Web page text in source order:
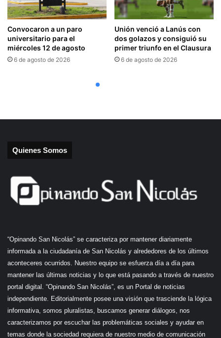
Quienes Somos
“Opinando San Nicolás” se caracteriza por mantener diariamente
informada a la ciudadanía de San Nicolás y alrededores de los últimos
aconteceres ocurridos. Nuestro equipo se esfuerza día a día para
mantener las últimas noticias y lo que está pasando a través de nuestro
portal digital. “Opinando San Nicolás”, es un Portal de noticias
independiente. Editorialmente posee una visión que trasciende la lógica
informativa, somos pluralistas, buscamos generar diálogos, nos
caracterizamos por escuchar las problemáticas sociales y ayudar en
temas donde la sociedad requiera de nuestro medio de comunicación